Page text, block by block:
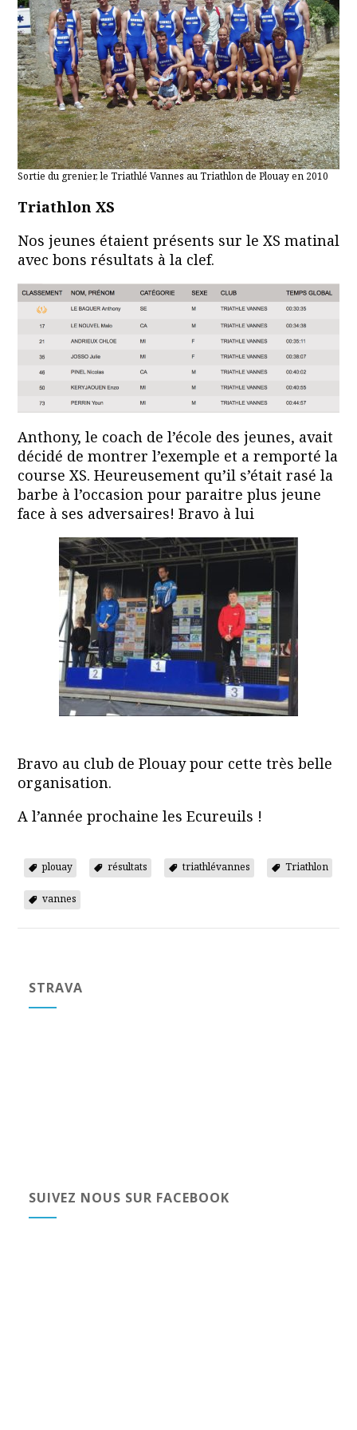
Sortie du grenier, le Triathlé Vannes au Triathlon de Plouay en 2010
Triathlon XS
Nos jeunes étaient présents sur le XS matinal
avec bons résultats à la clef.
Anthony, le coach de l’école des jeunes, avait
décidé de montrer l’exemple et a remporté la
course XS. Heureusement qu’il s’était rasé la
barbe à l’occasion pour paraitre plus jeune
face à ses adversaires! Bravo à lui
Bravo au club de Plouay pour cette très belle
organisation.
A l’année prochaine les Ecureuils !
plouay résultats triathlévannes Triathlon
vannes
STRAVA
SUIVEZ NOUS SUR FACEBOOK